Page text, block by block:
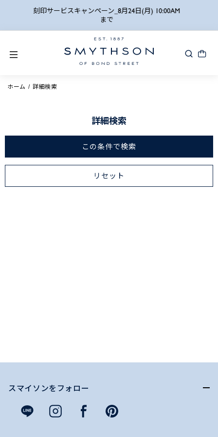
刻印サービスキャンペーン_8月24日(月) 10:00AM
まで
ホーム 詳細検索
詳細検索
この条件で検索
リセット
スマイソンをフォロー